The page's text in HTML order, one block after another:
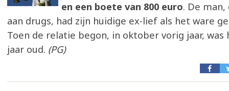
en een boete van 800 euro. De
aan drugs, had zijn huidige ex-lief als het ware
Toen de relatie begon, in oktober vorig jaar, was
jaar oud. (PG)